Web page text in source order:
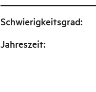
Schwierigkeitsgrad:
Jahreszeit: